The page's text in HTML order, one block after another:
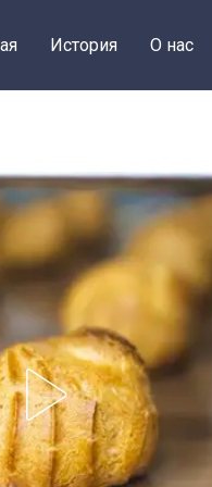
История О нас